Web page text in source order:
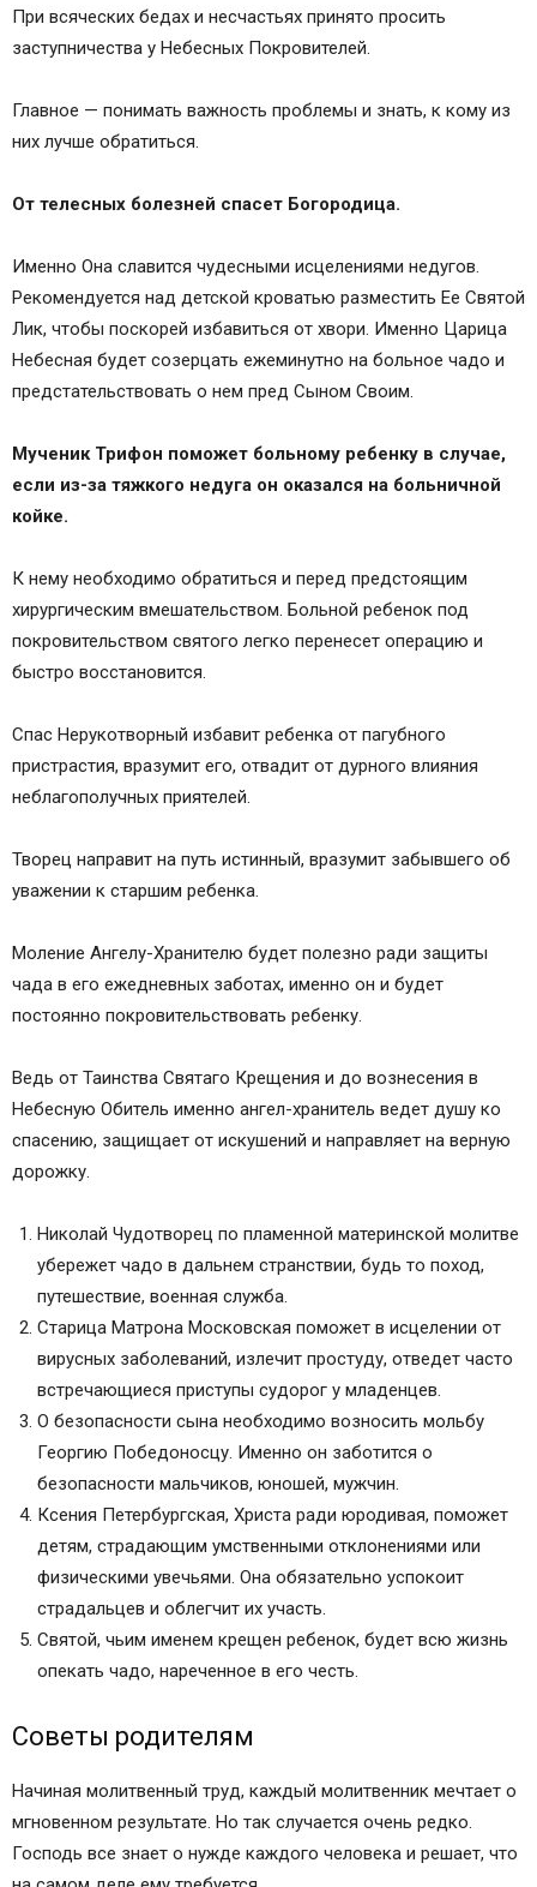
При всяческих бедах и несчастьях принято просить
заступничества у Небесных Покровителей.
Главное — понимать важность проблемы и знать, к кому из
них лучше обратиться.
От телесных болезней спасет Богородица.
Именно Она славится чудесными исцелениями недугов.
Рекомендуется над детской кроватью разместить Ее Святой
Лик, чтобы поскорей избавиться от хвори. Именно Царица
Небесная будет созерцать ежеминутно на больное чадо и
предстательствовать о нем пред Сыном Своим.
Мученик Трифон поможет больному ребенку в случае,
если из-за тяжкого недуга он оказался на больничной
койке.
К нему необходимо обратиться и перед предстоящим
хирургическим вмешательством. Больной ребенок под
покровительством святого легко перенесет операцию и
быстро восстановится.
Спас Нерукотворный избавит ребенка от пагубного
пристрастия, вразумит его, отвадит от дурного влияния
неблагополучных приятелей.
Творец направит на путь истинный, вразумит забывшего об
уважении к старшим ребенка.
Моление Ангелу-Хранителю будет полезно ради защиты
чада в его ежедневных заботах, именно он и будет
постоянно покровительствовать ребенку.
Ведь от Таинства Святаго Крещения и до вознесения в
Небесную Обитель именно ангел-хранитель ведет душу ко
спасению, защищает от искушений и направляет на верную
дорожку.
Николай Чудотворец по пламенной материнской молитве
убережет чадо в дальнем странствии, будь то поход,
путешествие, военная служба.
Старица Матрона Московская поможет в исцелении от
вирусных заболеваний, излечит простуду, отведет часто
встречающиеся приступы судорог у младенцев.
О безопасности сына необходимо возносить мольбу
Георгию Победоносцу. Именно он заботится о
безопасности мальчиков, юношей, мужчин.
Ксения Петербургская, Христа ради юродивая, поможет
детям, страдающим умственными отклонениями или
физическими увечьями. Она обязательно успокоит
страдальцев и облегчит их участь.
Святой, чьим именем крещен ребенок, будет всю жизнь
опекать чадо, нареченное в его честь.
Советы родителям
Начиная молитвенный труд, каждый молитвенник мечтает о
мгновенном результате. Но так случается очень редко.
Господь все знает о нужде каждого человека и решает, что